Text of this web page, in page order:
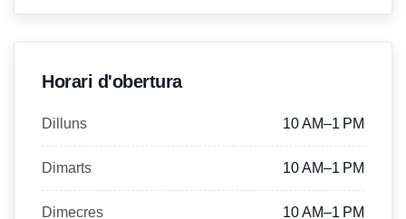
Horari d'obertura
Dilluns 10 AM–1 PM
Dimarts 10 AM–1 PM
Dimecres 10 AM–1 PM